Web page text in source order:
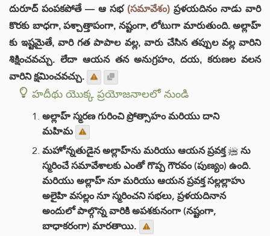
దురూద్ పంపకపోతే — ఆ సభ (సమావేశం) ప్రళయదినం నాడు వారి
కొరకు బాధగా, పశ్చాత్తాపంగా, నష్టంగా, లోటుగా మారుతుంది. అల్లాహ్‌
కు ఇష్టమైతే, వారి గత పాపాల వల్ల, వారు చేసిన తప్పుల వల్ల వారిని
శిక్షించవచ్చు. లేదా ఆయన తన అనుగ్రహం, దయ, కరుణల వలన
వారిని క్షమించవచ్చు.
హదీథు యొక్క ప్రయోజనాలలో నుండి
అల్లాహ్ స్మరణ గురించి ప్రోత్సాహం మరియు దాని
మహిమ
మహోన్నతుడైన అల్లాహ్‌ను మరియు ఆయన ప్రవక్త ﷺ ను
స్మరించే సమావేశాలకు ఎంతో గొప్ప గౌరవం (పుణ్యం) ఉంది.
మరియు అల్లాహ్‌ నూ మరియు ఆయన ప్రవక్త సల్లల్లాహు
అలైహి వసల్లం నూ స్మరించని సభలు, ప్రళయదినాన
అందులో పాల్గొన్న వారికి అపశకునంగా (నష్టంగా,
బాధాకరంగా) మారతాయి.